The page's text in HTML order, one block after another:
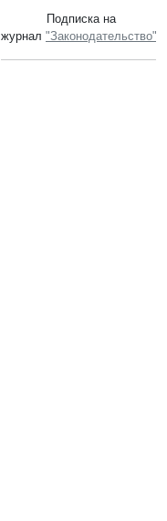
Подписка на
журнал "Законодательство"